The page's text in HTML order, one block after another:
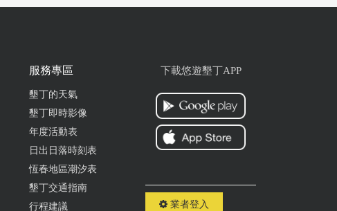
服務專區
墾丁的天氣
墾丁即時影像
年度活動表
日出日落時刻表
恆春地區潮汐表
墾丁交通指南
行程建議
下載悠遊墾丁APP
業者登入